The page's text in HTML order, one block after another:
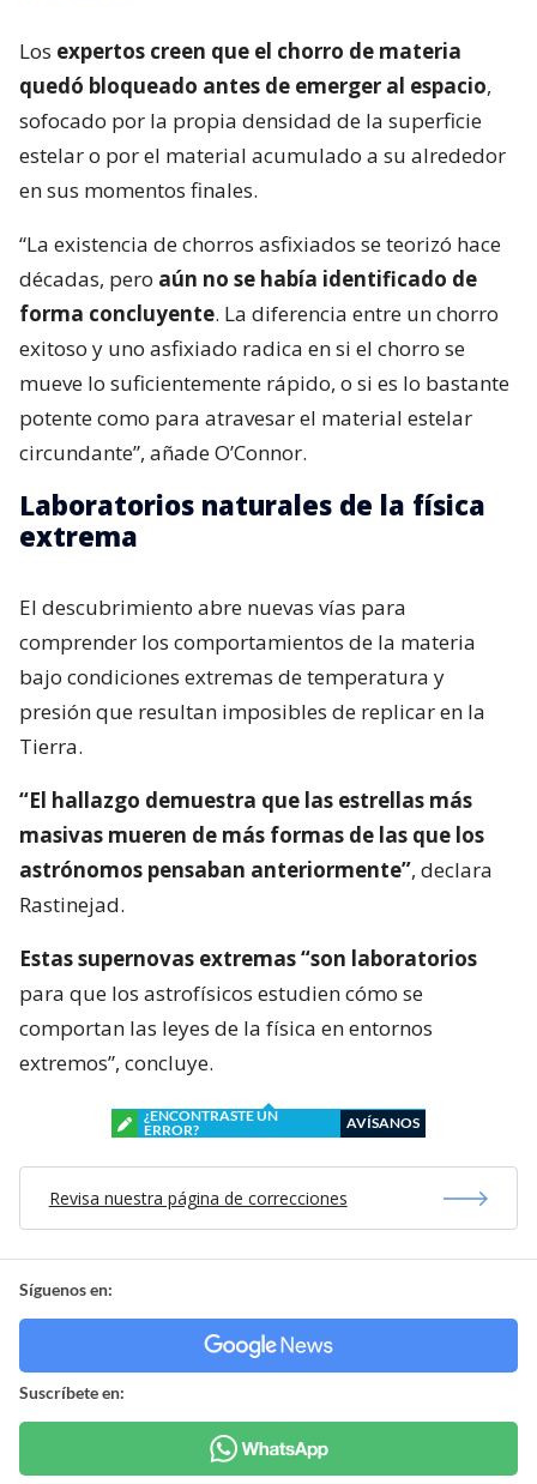
Los expertos creen que el chorro de materia
quedó bloqueado antes de emerger al espacio,
sofocado por la propia densidad de la superficie
estelar o por el material acumulado a su alrededor
en sus momentos finales.
“La existencia de chorros asfixiados se teorizó hace
décadas, pero aún no se había identificado de
forma concluyente. La diferencia entre un chorro
exitoso y uno asfixiado radica en si el chorro se
mueve lo suficientemente rápido, o si es lo bastante
potente como para atravesar el material estelar
circundante”, añade O’Connor.
Laboratorios naturales de la física
extrema
El descubrimiento abre nuevas vías para
comprender los comportamientos de la materia
bajo condiciones extremas de temperatura y
presión que resultan imposibles de replicar en la
Tierra.
“El hallazgo demuestra que las estrellas más
masivas mueren de más formas de las que los
astrónomos pensaban anteriormente”, declara
Rastinejad.
Estas supernovas extremas “son laboratorios
para que los astrofísicos estudien cómo se
comportan las leyes de la física en entornos
extremos”, concluye.
¿ENCONTRASTE UN
ERROR?
AVÍSANOS
Revisa nuestra página de correcciones
Síguenos en:
Suscríbete en: